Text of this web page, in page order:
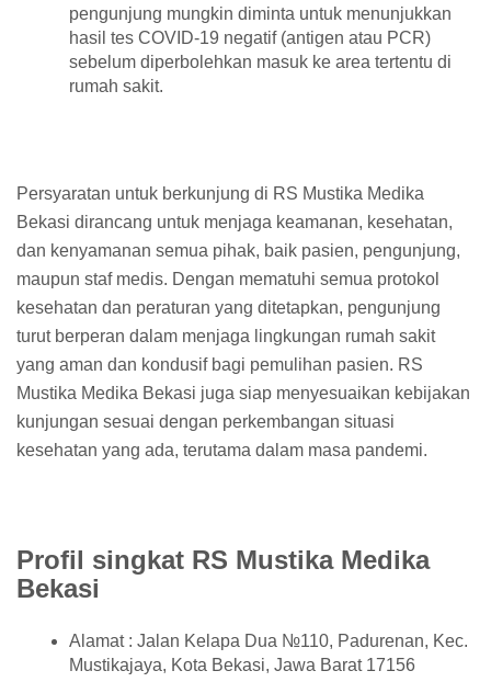
pengunjung mungkin diminta untuk menunjukkan
hasil tes COVID-19 negatif (antigen atau PCR)
sebelum diperbolehkan masuk ke area tertentu di
rumah sakit.
Persyaratan untuk berkunjung di RS Mustika Medika
Bekasi dirancang untuk menjaga keamanan, kesehatan,
dan kenyamanan semua pihak, baik pasien, pengunjung,
maupun staf medis. Dengan mematuhi semua protokol
kesehatan dan peraturan yang ditetapkan, pengunjung
turut berperan dalam menjaga lingkungan rumah sakit
yang aman dan kondusif bagi pemulihan pasien. RS
Mustika Medika Bekasi juga siap menyesuaikan kebijakan
kunjungan sesuai dengan perkembangan situasi
kesehatan yang ada, terutama dalam masa pandemi.
Profil singkat RS Mustika Medika
Bekasi
Alamat : Jalan Kelapa Dua №110, Padurenan, Kec.
Mustikajaya, Kota Bekasi, Jawa Barat 17156